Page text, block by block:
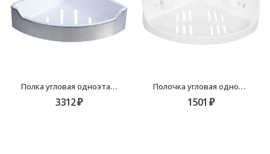
Полка угловая одноэтажная с пластиковой вставкой Fixsen Hotel FX-31003D
3312₽
Полочка угловая одноэтажная Grampus Element GR-3310, белая
1501₽